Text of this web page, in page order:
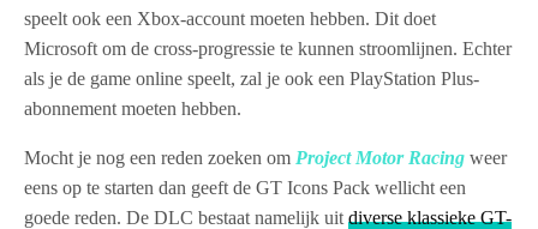
speelt ook een Xbox-account moeten hebben. Dit doet
Microsoft om de cross-progressie te kunnen stroomlijnen. Echter
als je de game online speelt, zal je ook een PlayStation Plus-
abonnement moeten hebben.
Mocht je nog een reden zoeken om Project Motor Racing weer
eens op te starten dan geeft de GT Icons Pack wellicht een
goede reden. De DLC bestaat namelijk uitdiverse klassieke GT-